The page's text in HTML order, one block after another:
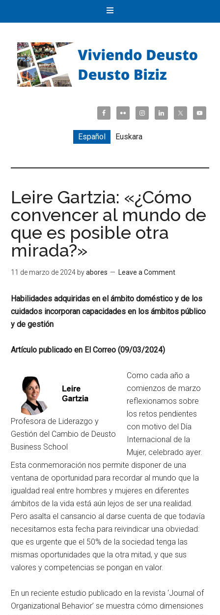
Español Euskara
Leire Gartzia: «¿Cómo
convencer al mundo de
que es posible otra
mirada?»
11 de marzo de 2024 byabores Leave a Comment
Habilidades adquiridas en el ámbito doméstico y de los
cuidados incorporan capacidades en los ámbitos público
y de gestión
Artículo publicado en El Correo (09/03/2024)
Profesora de Liderazgo y
Gestión del Cambio de Deusto
Business School
Como cada año a
comienzos de marzo
reflexionamos sobre
los retos pendientes
con motivo del Día
Internacional de la
Mujer, celebrado ayer.
Esta conmemoración nos permite disponer de una
ventana de oportunidad para recordar al mundo que la
igualdad real entre hombres y mujeres en diferentes
ámbitos de la vida está aún lejos de ser una realidad.
Pero asalta el cansancio al darse cuenta de que todavía
necesitamos esta fecha para reivindicar una obviedad:
que es urgente que el 50% de la sociedad tenga las
mismas oportunidades que la otra mitad, y que sus
valores y competencias se pongan en valor.
En un reciente estudio publicado en la revista ‘Journal of
Organizational Behavior’ se muestra cómo dimensiones